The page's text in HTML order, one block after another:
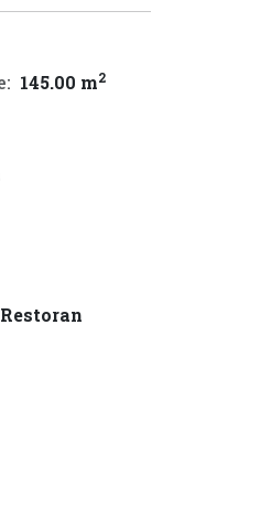
145.00 m2
Restoran